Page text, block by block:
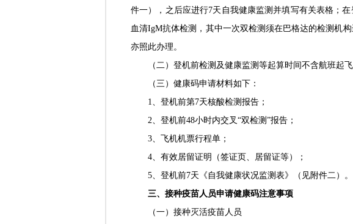
件一），之后应进行7天自我健康监测并填写有关表格；
血清IgM抗体检测，其中一次双检测须在巴格达的检测机
亦照此办理。
（二）登机前检测及健康监测等起算时间不含航班起
（三）健康码申请材料如下：
1、登机前第7天核酸检测报告；
2、登机前48小时内交叉“双检测”报告；
3、飞机机票行程单；
4、有效居留证明（签证页、居留证等）；
5、登机前7天《自我健康状况监测表》（见附件二）。
三、接种疫苗人员申请健康码注意事项
（一）接种灭活疫苗人员